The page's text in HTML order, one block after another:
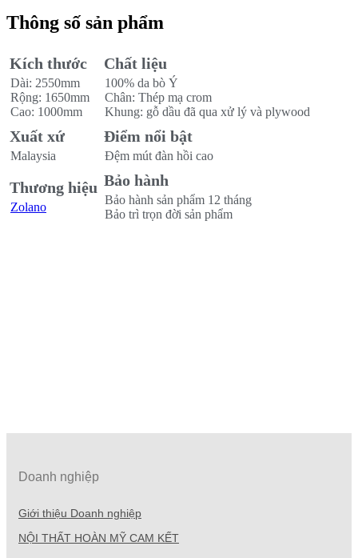
Thông số sản phẩm
Kích thước
Dài: 2550mm
Rộng: 1650mm
Cao: 1000mm
Chất liệu
100% da bò Ý
Chân: Thép mạ crom
Khung: gỗ dầu đã qua xử lý và plywood
Xuất xứ
Malaysia
Điểm nổi bật
Đệm mút đàn hồi cao
Thương hiệu
Zolano
Bảo hành
Bảo hành sản phẩm 12 tháng
Bảo trì trọn đời sản phẩm
Doanh nghiệp
Giới thiệu Doanh nghiệp
NỘI THẤT HOÀN MỸ CAM KẾT